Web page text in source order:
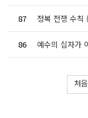
87 정복 전쟁 수
86 예수의 십자가
처음